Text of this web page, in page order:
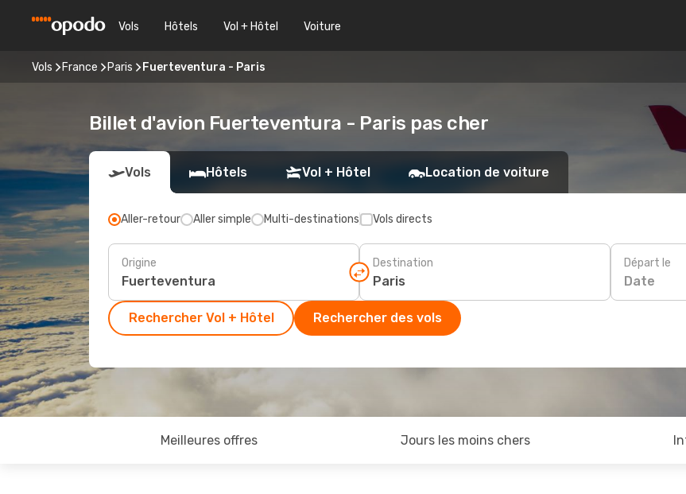
Vols Hôtels Vol + Hôtel Voiture
Vols France Paris Fuerteventura - Paris
Billet d'avion Fuerteventura - Paris pas cher
Vols Hôtels Vol + Hôtel Location de voiture
Aller-retour Aller simple Multi-destinations Vols directs
Origine Destination Départ le
Date
Rechercher Vol + Hôtel Rechercher des vols
Meilleures offres Jours les moins chers